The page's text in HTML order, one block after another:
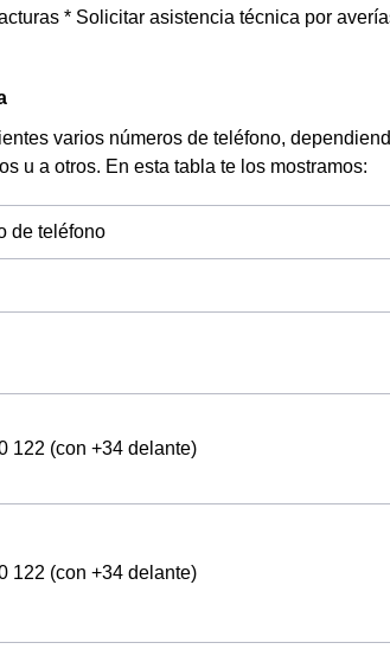
* Solicitar asistencia técnica por
varios números de teléfono,
u a otros. En esta tabla te los mostramos:
de teléfono
122 (con +34 delante)
122 (con +34 delante)